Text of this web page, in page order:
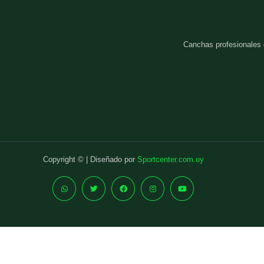
Canchas
Copyright © | Diseñado por Sportcenter.com.uy